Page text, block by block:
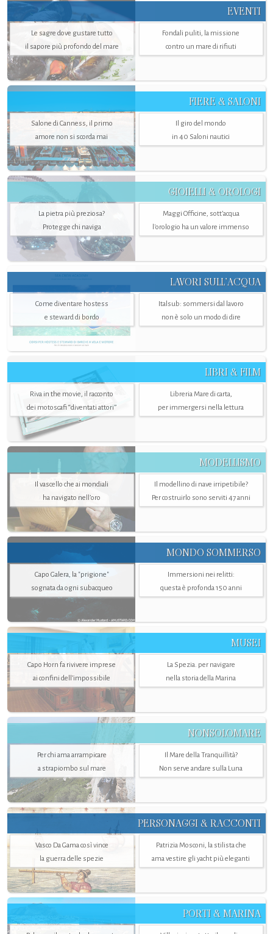
EVENTI
Le sagre dove gustare tutto
il sapore più profondo del mare
Fondali puliti, la missione
contro un mare di rifiuti
FIERE & SALONI
Salone di Canness, il primo
amore non si scorda mai
Il giro del mondo
in 40 Saloni nautici
GIOIELLI & OROLOGI
La pietra più preziosa?
Protegge chi naviga
Maggi Officine, sott’acqua
l'orologio ha un valore immenso
LAVORI SULL’ACQUA
Come diventare hostess
e steward di bordo
Italsub: sommersi dal lavoro
non è solo un modo di dire
LIBRI & FILM
Riva in the movie, il racconto
dei motoscafi “diventati attori”
Libreria Mare di carta,
per immergersi nella lettura
MODELLISMO
Il vascello che ai mondiali
ha navigato nell’oro
Il modellino di nave irripetibile?
Per costruirlo sono serviti 47 anni
MONDO SOMMERSO
Capo Galera, la "prigione"
sognata da ogni subacqueo
Immersioni nei relitti:
questa è profonda 150 anni
MUSEI
Capo Horn fa rivivere imprese
ai confini dell’impossibile
La Spezia. per navigare
nella storia della Marina
NONSOLOMARE
Per chi ama arrampicare
a strapiombo sul mare
Il Mare della Tranquillità?
Non serve andare sulla Luna
PERSONAGGI & RACCONTI
Vasco Da Gama così vince
la guerra delle spezie
Patrizia Mosconi, la stilista che
ama vestire gli yacht più eleganti
PORTI & MARINA